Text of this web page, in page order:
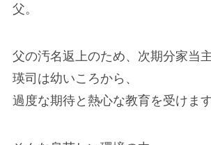
父。
父の汚名返上のため、次期分家当主
瑛司は幼いころから、
過度な期待と熱心な教育を受けます